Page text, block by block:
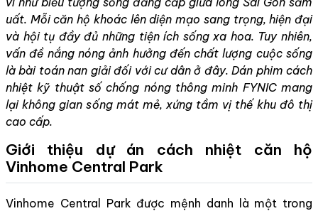
uất. Mỗi căn hộ khoác lên diện mạo sang trọng, hiện đại
và hội tụ đầy đủ những tiện ích sống xa hoa. Tuy nhiên,
vấn đề nắng nóng ảnh hưởng đến chất lượng cuộc sống
là bài toán nan giải đối với cư dân ở đây. Dán phim cách
nhiệt kỹ thuật số chống nóng thông minh FYNIC mang
lại không gian sống mát mẻ, xứng tầm vị thế khu đô thị
cao cấp.
Giới thiệu dự án cách nhiệt căn hộ
Vinhome Central Park
Vinhome Central Park được mệnh danh là một trong